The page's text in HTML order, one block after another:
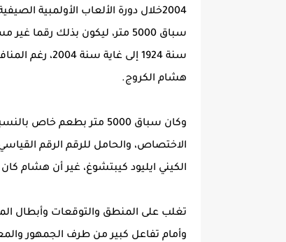
سنة 1924 إلى
هشام الكروج.
وكان سباق 5000 متر
الاختصاص، والحامل للرقم الرقم القياسي
الكيني ايليود كيبتشوغ، غير أن هشام كان
تغلب على المنطق والتوقعات وأبطال
وأمام تفاعل كبير من طرف الجمهور